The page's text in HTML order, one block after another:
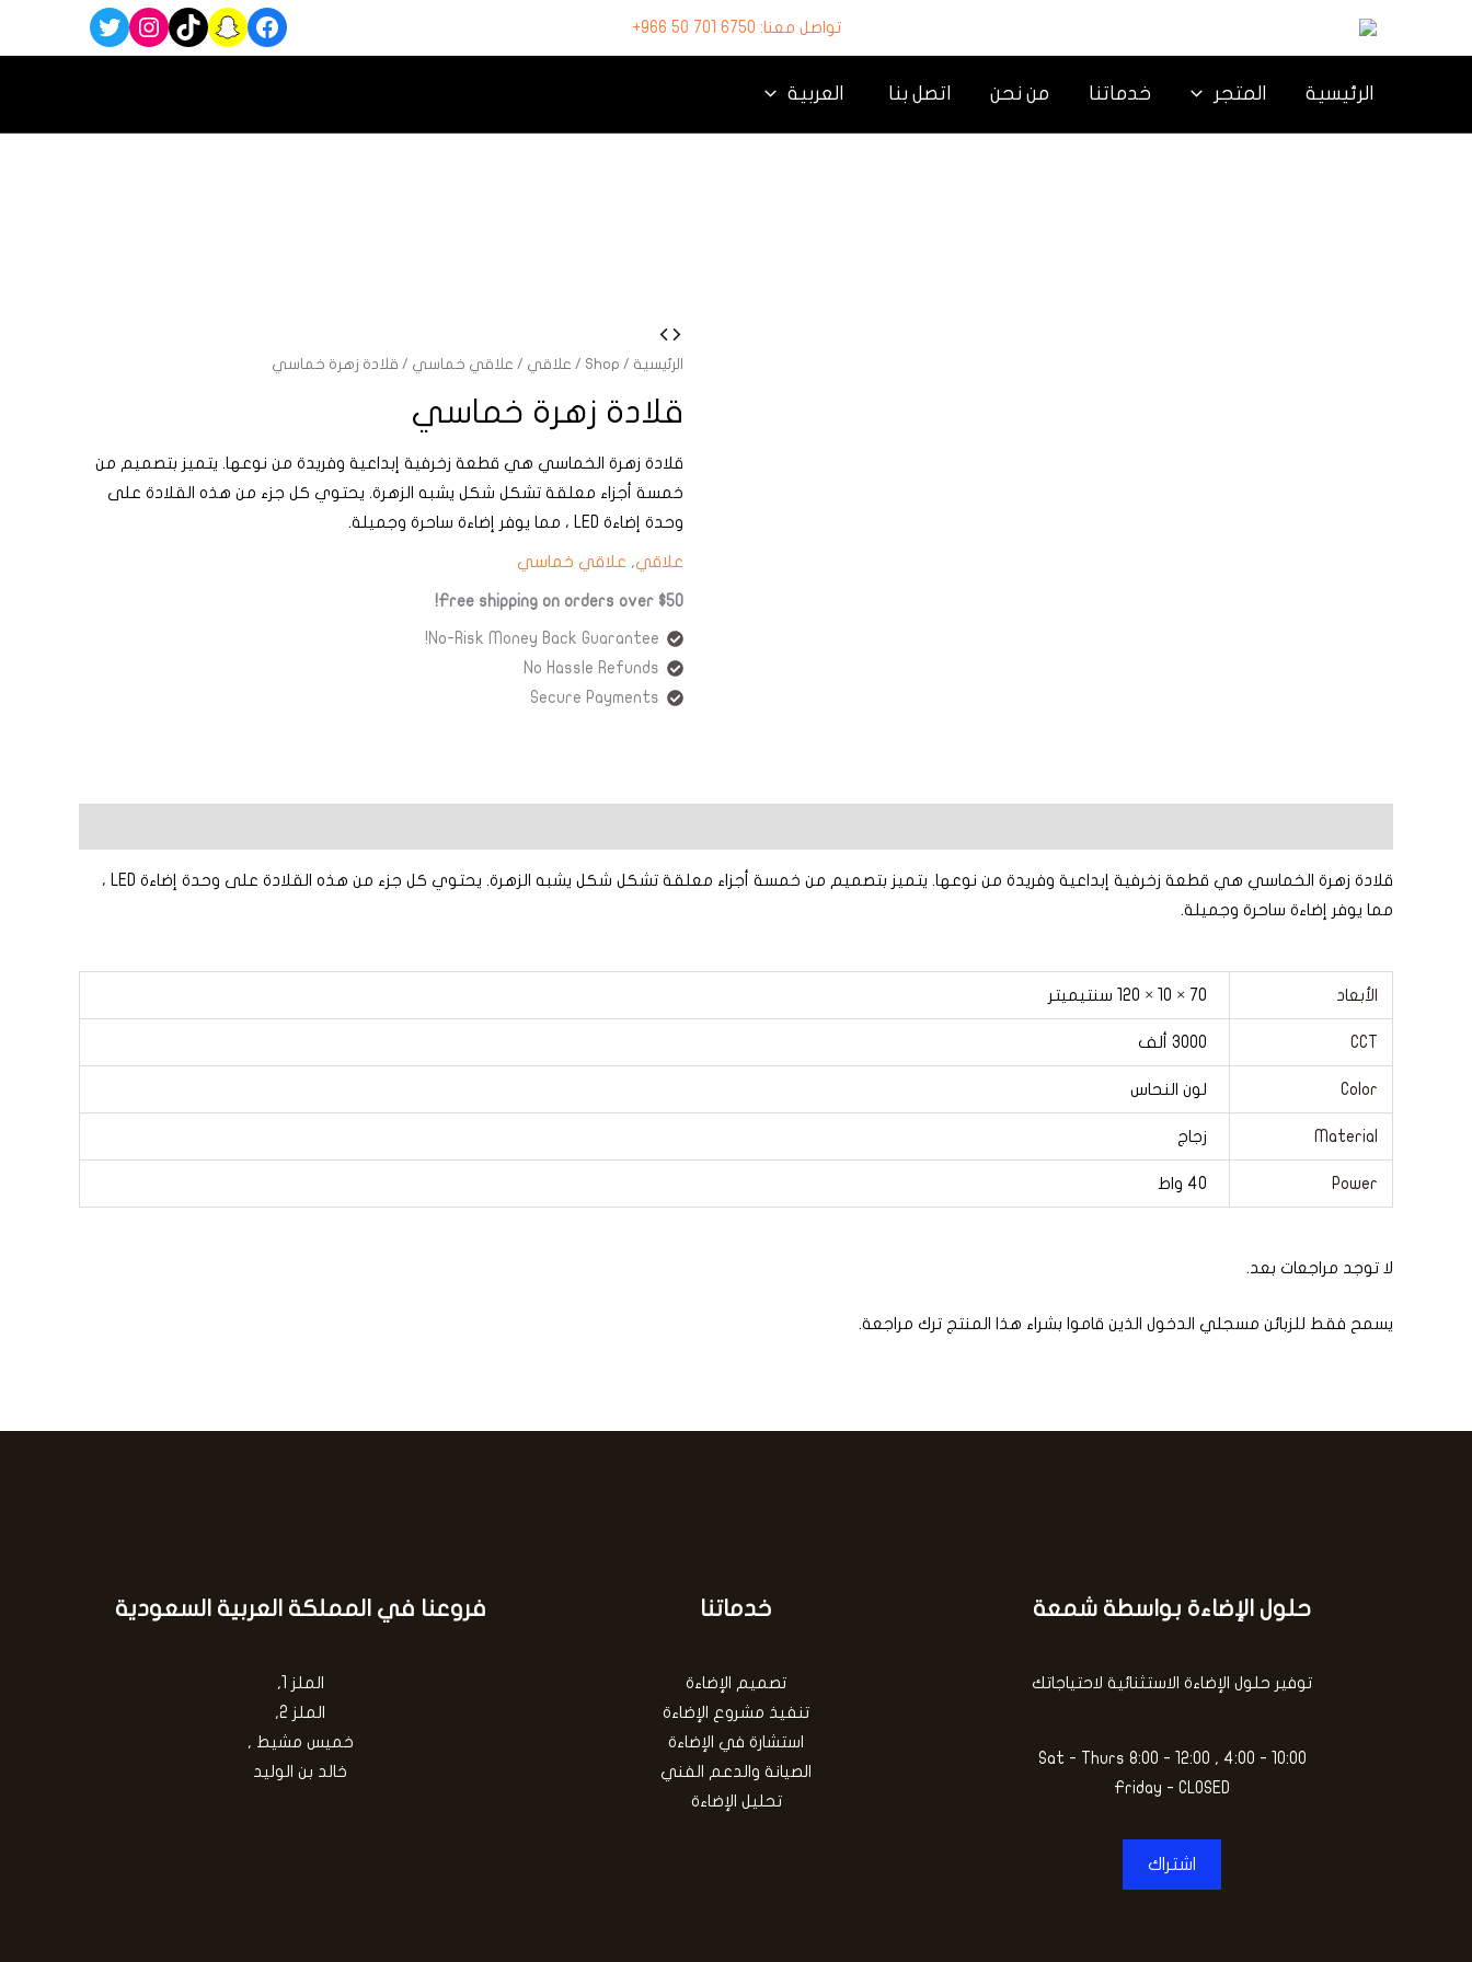
تواصل معنا: 6750 701 50 966+
الرئيسية المتجر خدماتنا من نحن اتصل بنا العربية
الرئيسية /
Shop
/ علاقي / علاقي خماسي / قلادة زهرة خماسي
قلادة زهرة خماسي
قلادة زهرة الخماسي هي قطعة زخرفية إبداعية وفريدة من نوعها. يتميز بتصميم من
خمسة أجزاء معلقة تشكل شكل يشبه الزهرة. يحتوي كل جزء من هذه القلادة على
وحدة إضاءة LED ، مما يوفر إضاءة ساحرة وجميلة.
علاقي, علاقي خماسي
Free shipping on orders over $50!
No-Risk Money Back Guarantee!
No Hassle Refunds
Secure Payments
قلادة زهرة الخماسي هي قطعة زخرفية إبداعية وفريدة من نوعها. يتميز بتصميم من خمسة أجزاء معلقة تشكل شكل يشبه الزهرة. يحتوي كل جزء من هذه القلادة على وحدة إضاءة LED ،
مما يوفر إضاءة ساحرة وجميلة.
الأبعاد 70 × 10 × 120 سنتيميتر
CCT 3000 ألف
Color لون النحاس
Material زجاج
Power 40 واط
لا توجد مراجعات بعد.
يسمح فقط للزبائن مسجلي الدخول الذين قاموا بشراء هذا المنتج ترك مراجعة.
حلول الإضاءة بواسطة شمعة
توفير حلول الإضاءة الاستثنائية لاحتياجاتك
Sat - Thurs 8:00 - 12:00 , 4:00 - 10:00
Friday - CLOSED
اشتراك
خدماتنا
تصميم الإضاءة
تنفيذ مشروع الإضاءة
استشارة في الإضاءة
الصيانة والدعم الفني
تحليل الإضاءة
فروعنا في المملكة العربية السعودية
الملز 1,
الملز 2,
خميس مشيط ,
خالد بن الوليد